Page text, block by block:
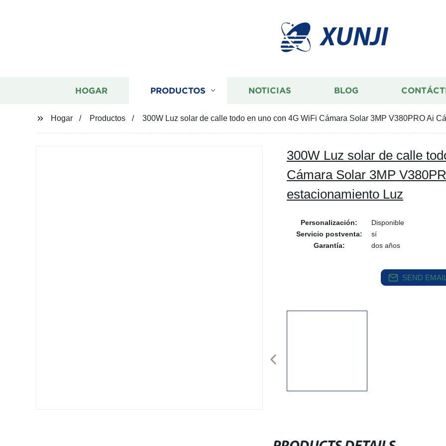
XUNJI
HOGAR PRODUCTOS NOTICIAS BLOG
Hogar Productos 300W Luz solar de calle todo en uno con 4G WiFi Cámara Solar 3MP V380PRO Ai
300W Luz solar de calle
Cámara Solar 3MP
estacionamiento Luz
Personalización:
Disponible
Servicio postventa:
sí
Garantía:
dos años
SEND